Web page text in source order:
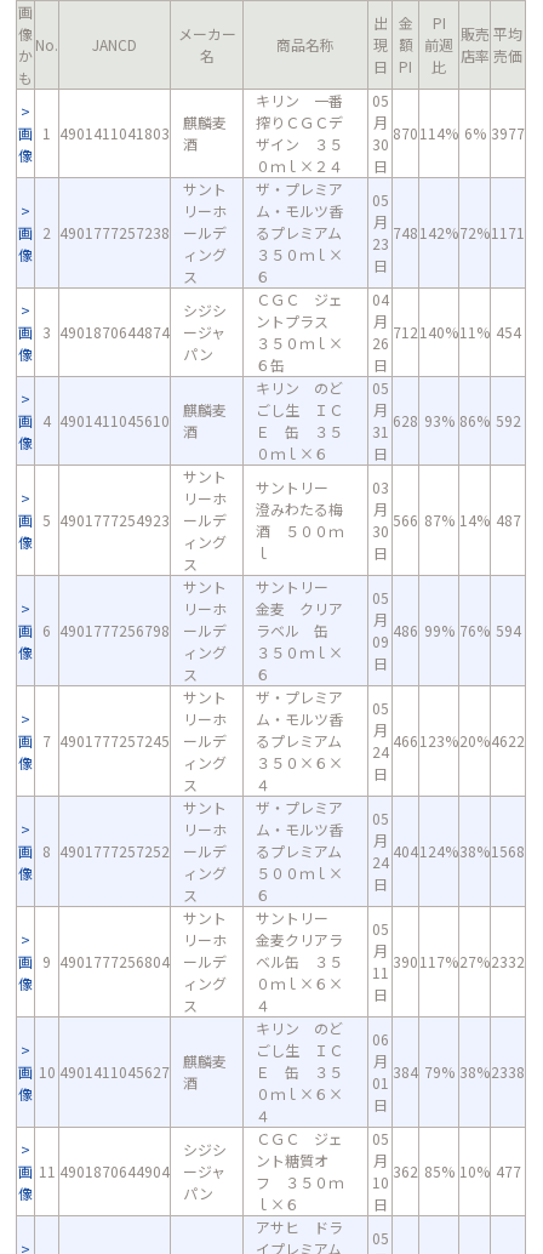
画
像
か
も
No. JANCD
メーカー
名
商品名称
出
現
日
金
額
PI
PI
前週
比
販売
店率
平均
売価
画
像
1 4901411041803
麒麟麦
酒
キリン 一番
搾りＣＧＣデ
ザイン ３５
０ｍｌ×２４
05
月
30
日
870114% 6% 3977
画
像
2 4901777257238
サント
リーホ
ールデ
ィング
ス
ザ・プレミア
ム・モルツ香
るプレミアム
３５０ｍｌ×
６
05
月
23
日
748142%72%1171
画
像
3 4901870644874
シジシ
ージャ
パン
ＣＧＣ ジェ
ントプラス
３５０ｍｌ×
６缶
04
月
26
日
712140%11% 454
画
像
4 4901411045610
麒麟麦
酒
キリン のど
ごし生 ＩＣ
Ｅ 缶 ３５
０ｍｌ×６
05
月
31
日
628 93% 86% 592
画
像
5 4901777254923
サント
リーホ
ールデ
ィング
ス
サントリー
澄みわたる梅
酒 ５００ｍ
ｌ
03
月
30
日
566 87% 14% 487
画
像
6 4901777256798
サント
リーホ
ールデ
ィング
ス
サントリー
金麦 クリア
ラベル 缶
３５０ｍｌ×
６
05
月
09
日
486 99% 76% 594
画
像
7 4901777257245
サント
リーホ
ールデ
ィング
ス
ザ・プレミア
ム・モルツ香
るプレミアム
３５０×６×
４
05
月
24
日
466123%20%4622
画
像
8 4901777257252
サント
リーホ
ールデ
ィング
ス
ザ・プレミア
ム・モルツ香
るプレミアム
５００ｍｌ×
６
05
月
24
日
404124%38%1568
画
像
9 4901777256804
サント
リーホ
ールデ
ィング
ス
サントリー
金麦クリアラ
ベル缶 ３５
０ｍｌ×６×
４
05
月
11
日
390117%27%2332
画
像
10 4901411045627
麒麟麦
酒
キリン のど
ごし生 ＩＣ
Ｅ 缶 ３５
０ｍｌ×６×
４
06
月
01
日
384 79% 38%2338
画
像
11 4901870644904
シジシ
ージャ
パン
ＣＧＣ ジェ
ント糖質オ
フ ３５０ｍ
ｌ×６
05
月
10
日
362 85% 10% 477
アサヒ ドラ
イプレミアム
05